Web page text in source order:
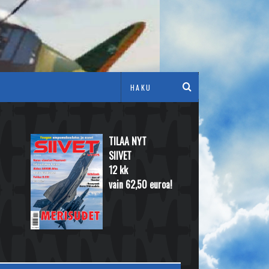
TILAA NYT
SIIVET
12 kk
vain 62,50 euroa!